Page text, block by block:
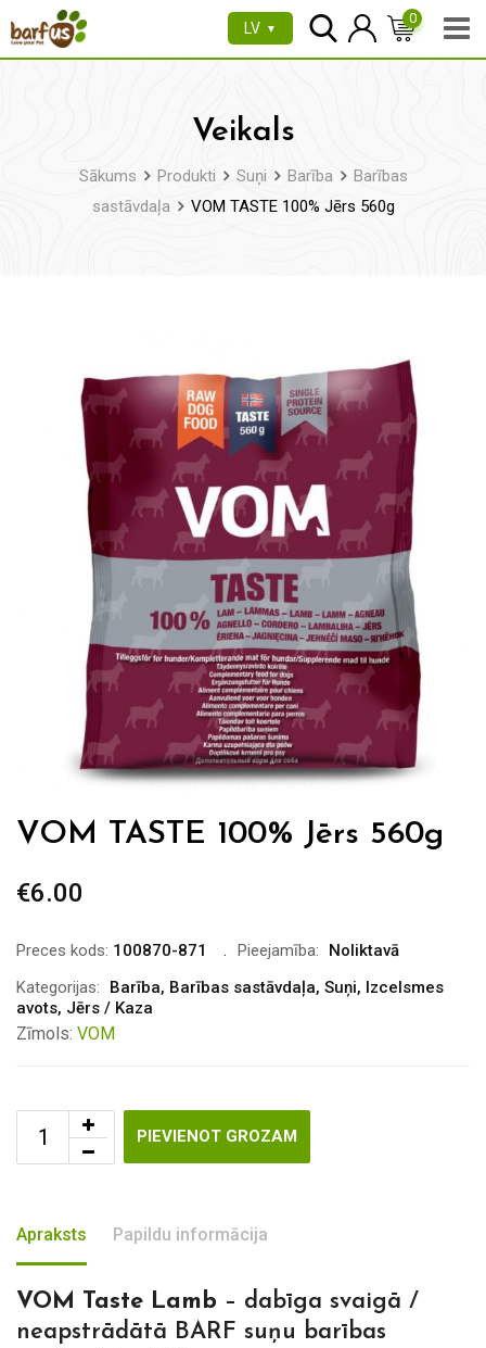
uz
LV ▼
0
Veikals
Sākums Produkti Suņi Barība
Barības
sastāvdaļa
VOM TASTE 100% Jērs 560g
VOM TASTE 100% Jērs 560g
€6.00
Preces kods: 100870-871 Pieejamība:
Noliktavā
Kategorijas:
Barība, Barības sastāvdaļa, Suņi, Izcelsmes
avots, Jērs / Kaza
Zīmols: VOM
PIEVIENOT GROZAM
Apraksts Papildu informācija
VOM Taste Lamb – dabīga svaigā /
neapstrādātā BARF suņu barības